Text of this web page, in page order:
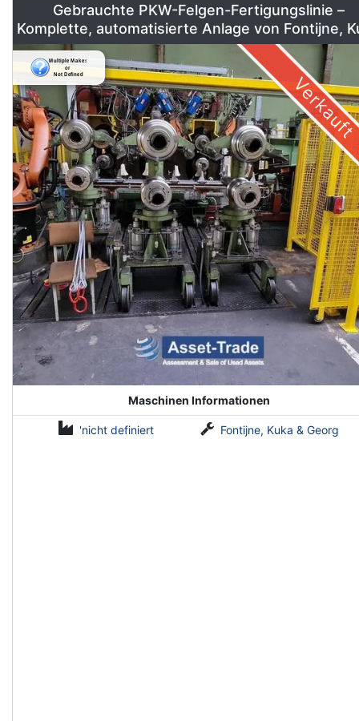
Gebrauchte PKW-Felgen-Fertigungslinie –
Komplette, automatisierte Anlage von Fontijne,
& Georg
Verkauft
Maschinen Informationen
'nicht definiert Fontijne, Kuka & Georg